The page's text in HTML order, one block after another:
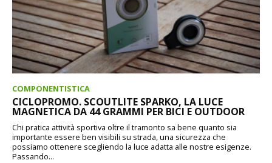
COMPONENTISTICA
CICLOPROMO. SCOUTLITE SPARKO, LA LUCE
MAGNETICA DA 44 GRAMMI PER BICI E OUTDOOR
Chi pratica attività sportiva oltre il tramonto sa bene quanto sia
importante essere ben visibili su strada, una sicurezza che
possiamo ottenere scegliendo la luce adatta alle nostre esigenze.
Passando...